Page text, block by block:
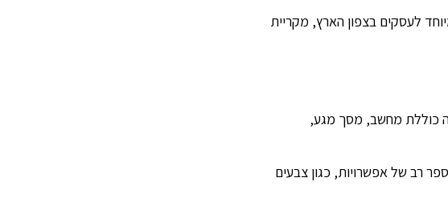
לעסקים בצפון הארץ, מקריית
כוללת מחשב, מסך מגע,
רב של אפשרויות, כגון צבעים